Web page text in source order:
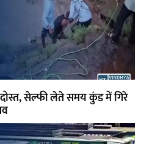
सेल्फी लेते समय कुंड में गिरे